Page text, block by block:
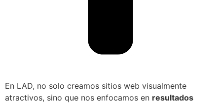
En LAD, no solo creamos sitios web visualmente
atractivos, sino que nos enfocamos en resultados